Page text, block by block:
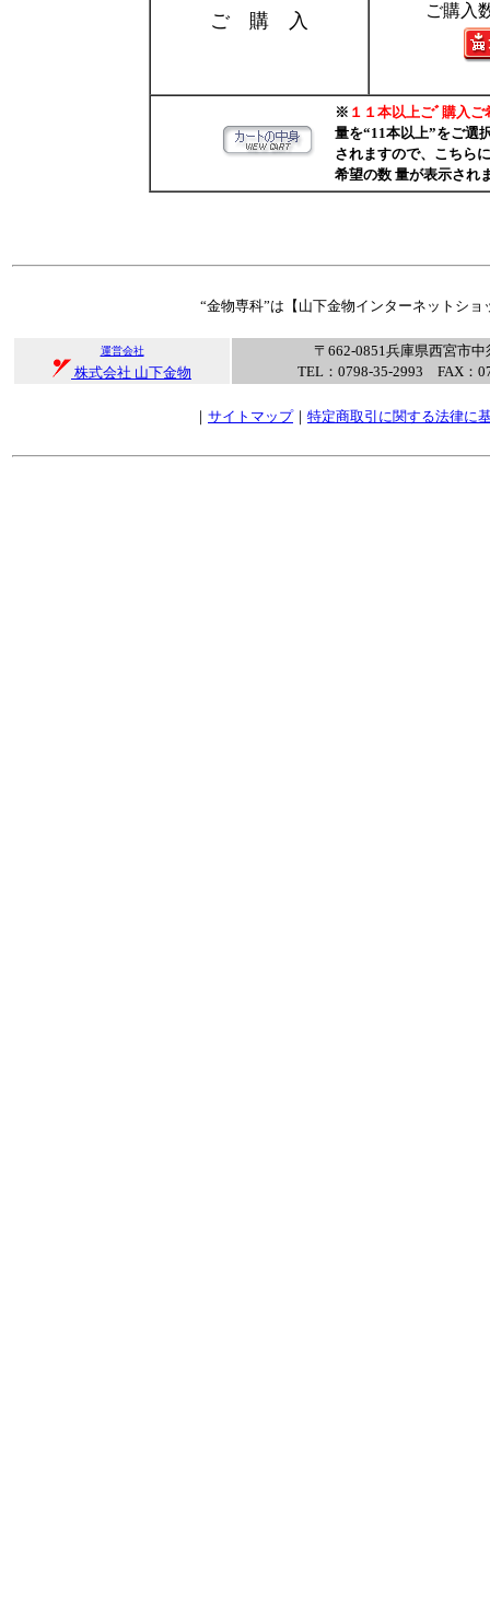
ご 購 入 ご購入
※ １１本以上ごﾞ購入
量を“11本以上”をご選
されますので、こちら
希望の数 量が表示され
“金物専科”は【山下金物インターネットシ
運営会社
株式会社 山下金物
〒662-0851兵庫県西宮市中
TEL：0798-35-2993 FAX：
｜ サイトマップ｜ 特定商取引に関する法律に